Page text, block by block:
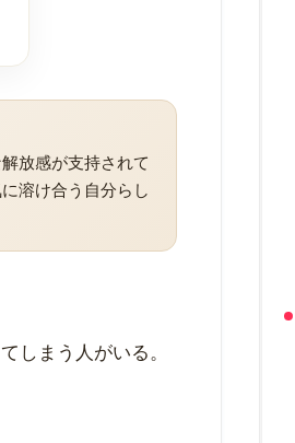
放感が支持されて
溶け合う自分らし
しまう人がいる。